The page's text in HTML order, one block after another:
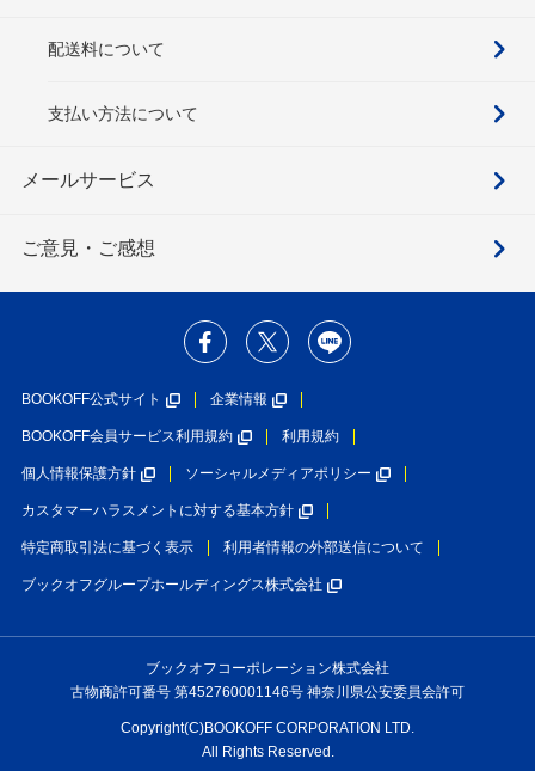
配送料について
支払い方法について
メールサービス
ご意見・ご感想
BOOKOFF公式サイト 企業情報
BOOKOFF会員サービス利用規約 利用規約
個人情報保護方針 ソーシャルメディアポリシー
カスタマーハラスメントに対する基本方針
特定商取引法に基づく表示 利用者情報の外部送信について
ブックオフグループホールディングス株式会社
ブックオフコーポレーション株式会社
古物商許可番号 第452760001146号 神奈川県公安委員会許可
Copyright(C)BOOKOFF CORPORATION LTD.
All Rights Reserved.